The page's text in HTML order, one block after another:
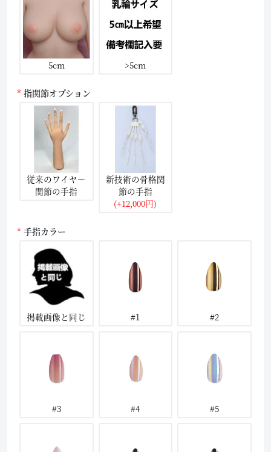
5cm >5cm
指関節オプション
従来のワイヤー
関節の手指
新技術の骨格関
節の手指
(+12,000円)
手指カラー
掲載画像と同じ #1 #2
#3 #4 #5